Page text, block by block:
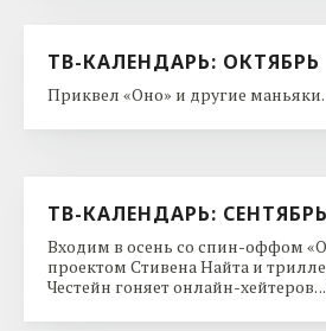
ТВ-КАЛЕНДАРЬ: ОКТЯБРЬ
Приквел «Оно» и другие маньяки.
ТВ-КАЛЕНДАРЬ: СЕНТЯБРЬ
Входим в осень со спин-оффом
проектом Стивена Найта и
Честейн гоняет онлайн-хейтеров.